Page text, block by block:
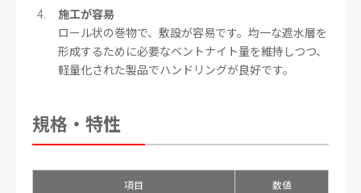
施工が容易
ロール状の巻物で、敷設が容易です。均一な遮水層を
形成するために必要なベントナイト量を維持しつつ、
軽量化された製品でハンドリングが良好です。
規格・特性
項目 数値